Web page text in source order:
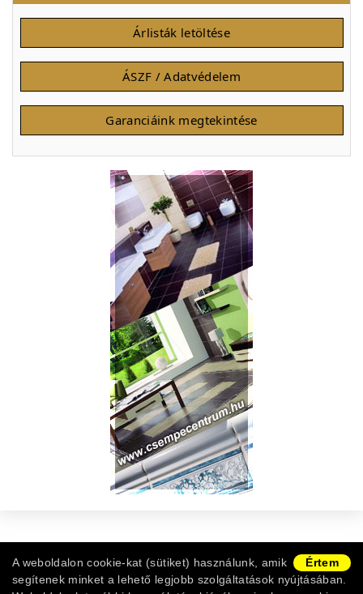
Értem
A weboldalon cookie-kat (sütiket) használunk, amik
segítenek minket a lehető legjobb szolgáltatások nyújtásában.
Árlisták letöltése
ÁSZF / Adatvédelem
Garanciáink megtekintése
ÁSZF|
Adatvédelem
Vásárlói információk | Ügyfélszolgálat